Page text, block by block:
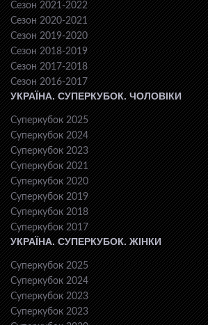
Сезон 2021-2022
Сезон 2020-2021
Сезон 2019-2020
Сезон 2018-2019
Сезон 2017-2018
Сезон 2016-2017
УКРАЇНА. СУПЕРКУБОК. ЧОЛОВІКИ
Суперкубок 2025
Суперкубок 2024
Суперкубок 2023
Суперкубок 2021
Суперкубок 2020
Суперкубок 2019
Суперкубок 2018
Суперкубок 2017
УКРАЇНА. СУПЕРКУБОК. ЖІНКИ
Суперкубок 2025
Суперкубок 2024
Суперкубок 2023
Суперкубок 2023